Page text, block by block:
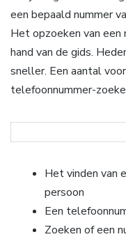
een bepaald nummer
Het opzoeken van een
hand van de gids.
sneller. Een aantal
telefoonnummer-
Het vinden van
persoon
Een
Zoeken of een